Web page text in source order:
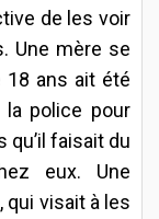
de les voir
Une mère se
18 ans ait été
police pour
qu’il faisait du
eux. Une
qui visait à les